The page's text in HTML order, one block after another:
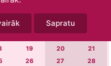
Sapratu
6
12 13
19 20
21
26 27
28